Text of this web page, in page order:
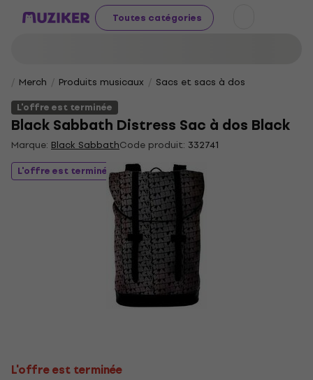
Toutes catégories
Merch Produits musicaux
Sacs et sacs à dos
L'offre est terminée
Black Sabbath Distress Sac à dos Black
Marque: Black SabbathCode produit: 332741
L'offre est terminée
L'offre est terminée